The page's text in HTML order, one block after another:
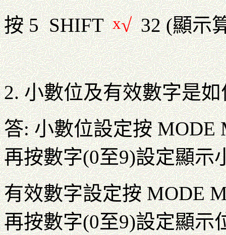
按 5 SHIFTx√ 32 (顯示
2. 小數位及有效數字是
答: 小數位設定按 MODE
再按數字(0至9)設定顯示
有效數字設定按 MODE
再按數字(0至9)設定顯示